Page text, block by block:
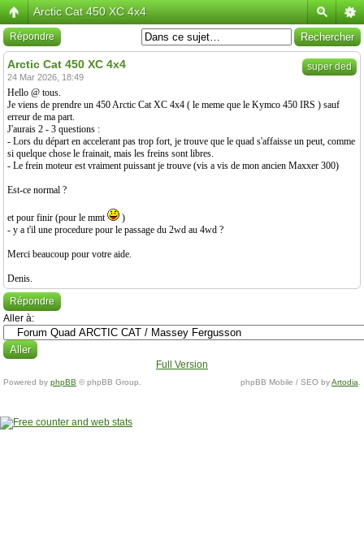
Arctic Cat 450 XC 4x4
Répondre
super ded
Arctic Cat 450 XC 4x4
24 Mar 2026, 18:49
Hello @ tous.
Je viens de prendre un 450 Arctic Cat XC 4x4 ( le meme que le Kymco 450 IRS ) sauf
erreur de ma part.
J'aurais 2 - 3 questions :
- Lors du départ en accelerant pas trop fort, je trouve que le quad s'affaisse un peut, comme
si quelque chose le frainait, mais les freins sont libres.
- Le frein moteur est vraiment puissant je trouve (vis a vis de mon ancien Maxxer 300)
Est-ce normal ?
et pour finir (pour le mmt
)
- y a t'il une procedure pour le passage du 2wd au 4wd ?
Merci beaucoup pour votre aide.
Denis.
Répondre
Aller à:
Full Version
Powered by phpBB © phpBB Group. phpBB Mobile / SEO byArtodia